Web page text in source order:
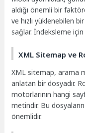
aldığı önemli bir
ve hızlı yüklenebilen
sağlar. İndeksleme
XML Sitemap ve
XML sitemap, arama
anlatan bir dosyadır.
motorlarının hangi
metindir. Bu
önemlidir.